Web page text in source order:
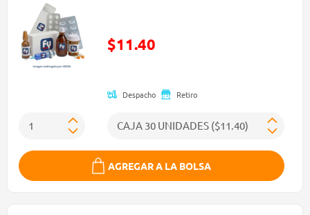
Precio reducido de
$11.40
Despacho Retiro
AGREGAR A LA BOLSA